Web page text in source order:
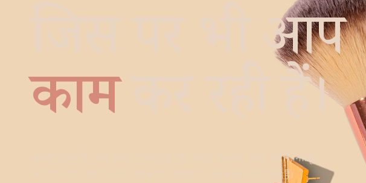
जिस पर भी आप
कामकर रही हैं।
असली तकनीकें, सीधे शब्दों में समझाई गईं। त्वचा, मेकअप, बाल, शरीर, नाख़ून
और उन शांत लम्हों के लिए दस हज़ार गाइड्स — जो इनके बीच आते हैं।